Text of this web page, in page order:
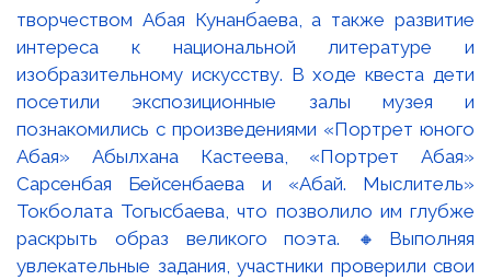
творчеством Абая Кунанбаева, а также развитие
интереса к национальной литературе и
изобразительному искусству. В ходе квеста дети
посетили экспозиционные залы музея и
познакомились с произведениями «Портрет юного
Абая» Абылхана Кастеева, «Портрет Абая»
Сарсенбая Бейсенбаева и «Абай. Мыслитель»
Токболата Тогысбаева, что позволило им глубже
раскрыть образ великого поэта. 🔸Выполняя
увлекательные задания, участники проверили свои